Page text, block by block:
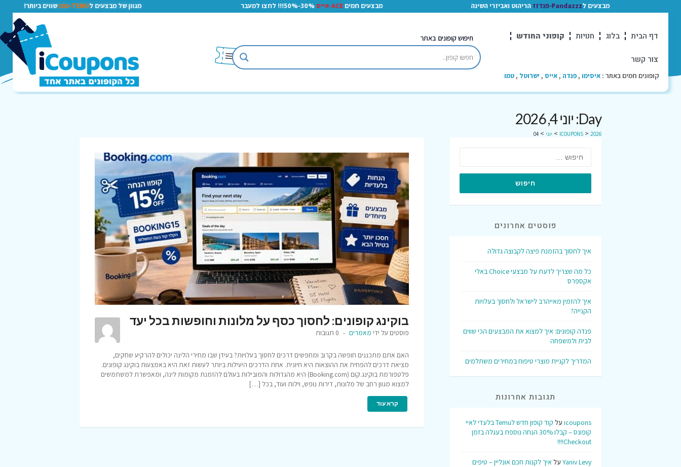
מבצעים לPandazzz-פנדזז הריהוט ואביזרי השינה מבצעים חמיםACE-אייס 30%-50%!!! לחצו למעבר מגוון של מבצעים לTEMU-טמו שווים ביותר!
דף הבית בלוג חנויות קופוני החודש
צור קשר
קופונים חמים באתר : איסימו ,פנדה ,אייס , ישרוטל ,טמו
חיפוש קופונים באתר
Day: יוני 4, 2026
ICOUPONS > 2026
> יוני >
04
בוקינג קופונים: לחסוך כסף על מלונות וחופשות בכל יעד
פוסטים על ידי מאמרים 0 תגובות
האם אתם מתכננים חופשה בקרוב ומחפשים דרכים לחסוך בעלויות? בעידן שבו מחירי הלינה יכולים להרקיע שחקים,
מציאת דרכים להפחית את ההוצאות היא חיונית. אחת הדרכים היעילות ביותר לעשות זאת היא באמצעות בוקינג קופונים.
פלטפורמת בוקינג.קום (Booking.com) היא מהגדולות והמובילות בעולם להזמנת מקומות לינה, ומאפשרת למשתמשים
למצוא מגוון רחב של מלונות, דירות נופש, וילות ועוד, בכל […]
קרא עוד
פוסטים אחרונים
איך לחסוך בהזמנת פיצה לקבוצה גדולה
כל מה שצריך לדעת על מבצעי Choice באלי
אקספרס
איך להזמין מאייהרב לישראל ולחסוך בעלויות
הקנייה?
פנדה קופונים: איך למצוא את המבצעים הכי שווים
לבית ולמשפחה
המדריך לקניית מוצרי טיפוח במחירים משתלמים
תגובות אחרונות
icoupons על
קוד קופון חדש לTemu בלעדי לאיי
קופונס – קבלו 30% הנחה נוספת בעגלה בזמן
Checkout!!!!
Yaniv Levy על איך לקנות חכם אונליין – טיפים